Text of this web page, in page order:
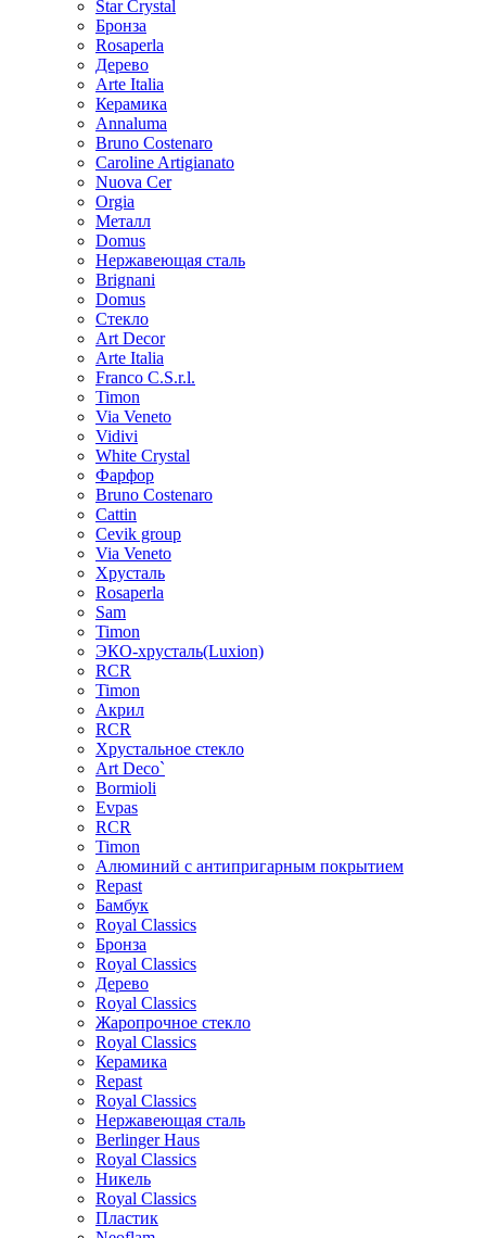
Star Crystal
Бронза
Rosaperla
Дерево
Arte Italia
Керамика
Annaluma
Bruno Costenaro
Caroline Artigianato
Nuova Cer
Orgia
Металл
Domus
Нержавеющая сталь
Brignani
Domus
Стекло
Art Decor
Arte Italia
Franco C.S.r.l.
Timon
Via Veneto
Vidivi
White Crystal
Фарфор
Bruno Costenaro
Cattin
Cevik group
Via Veneto
Хрусталь
Rosaperla
Sam
Timon
ЭКО-хрусталь(Luxion)
RCR
Timon
Акрил
RCR
Хрустальное стекло
Art Deco`
Bormioli
Evpas
RCR
Timon
Алюминий с антипригарным покрытием
Repast
Бамбук
Royal Classics
Бронза
Royal Classics
Дерево
Royal Classics
Жаропрочное стекло
Royal Classics
Керамика
Repast
Royal Classics
Нержавеющая сталь
Berlinger Haus
Royal Classics
Никель
Royal Classics
Пластик